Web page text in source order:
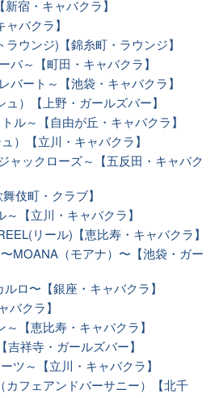
宿・キャバクラ】
バクラ】
ラウンジ)【錦糸町・ラウンジ】
バ～【町田・キャバクラ】
バート～【池袋・キャバクラ】
）【上野・ガールズバー】
ル～【自由が丘・キャバクラ】
）【立川・キャバクラ】
ャックローズ～【五反田・キャバク
伎町・クラブ】
【立川・キャバクラ】
リール)【恵比寿・キャバクラ】
MOANA（モアナ）〜【池袋・ガー
ルロ〜【銀座・キャバクラ】
バクラ】
【恵比寿・キャバクラ】
吉祥寺・ガールズバー】
ツ～【立川・キャバクラ】
カフェアンドバーサニー）【北千